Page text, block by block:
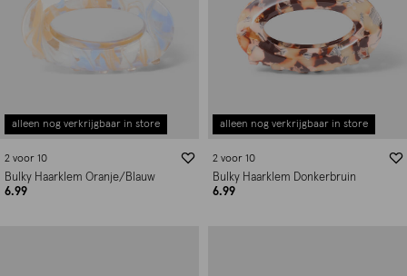
alleen nog verkrijgbaar in store
2 voor 10
Bulky Haarklem Oranje/Blauw
6.99
alleen nog verkrijgbaar in store
2 voor 10
Bulky Haarklem Donkerbruin
6.99